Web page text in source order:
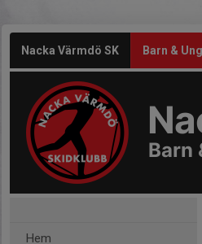
Nacka Värmdö SK Barn &
Barn
Hem